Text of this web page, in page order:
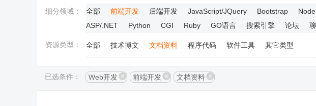
细分领域： 全部 前端开发 后端开发 JavaScript/JQuery Bootstrap
ASP/.NET
Python CGI Ruby GO语言 搜索引擎 论坛
资源类型： 全部 技术博文 文档资料 程序代码 软件工具 其它类型
已选条件： Web开发 前端开发 文档资料